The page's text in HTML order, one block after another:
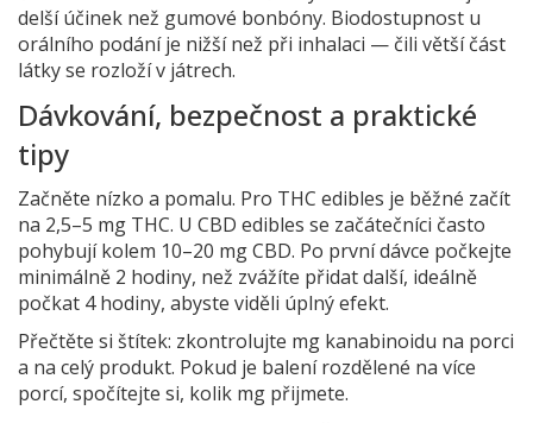
delší účinek než gumové bonbóny. Bio­dostupnost u
orálního podání je nižší než při inhalaci — čili větší část
látky se rozloží v játrech.
Dávkování, bezpečnost a praktické
tipy
Začněte nízko a pomalu. Pro THC edibles je běžné začít
na 2,5–5 mg THC. U CBD edibles se začátečníci často
pohybují kolem 10–20 mg CBD. Po první dávce počkejte
minimálně 2 hodiny, než zvážíte přidat další, ideálně
počkat 4 hodiny, abyste viděli úplný efekt.
Přečtěte si štítek: zkontrolujte mg kanabinoidu na porci
a na celý produkt. Pokud je balení rozdělené na více
porcí, spočítejte si, kolik mg přijmete.